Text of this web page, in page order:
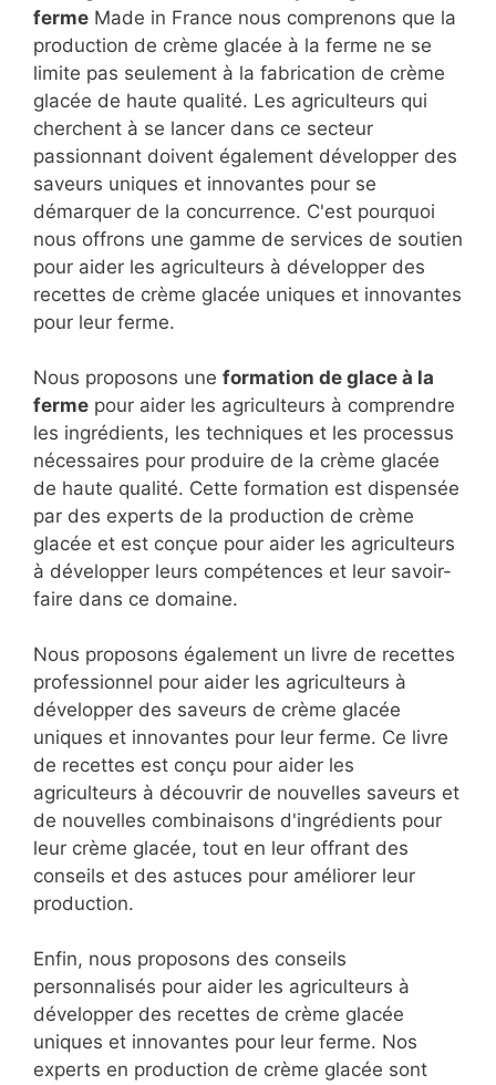
ferme Made in France nous comprenons que la
production de crème glacée à la ferme ne se
limite pas seulement à la fabrication de crème
glacée de haute qualité. Les agriculteurs qui
cherchent à se lancer dans ce secteur
passionnant doivent également développer des
saveurs uniques et innovantes pour se
démarquer de la concurrence. C'est pourquoi
nous offrons une gamme de services de soutien
pour aider les agriculteurs à développer des
recettes de crème glacée uniques et innovantes
pour leur ferme.
Nous proposons une formation de glace à la
ferme pour aider les agriculteurs à comprendre
les ingrédients, les techniques et les processus
nécessaires pour produire de la crème glacée
de haute qualité. Cette formation est dispensée
par des experts de la production de crème
glacée et est conçue pour aider les agriculteurs
à développer leurs compétences et leur savoir-
faire dans ce domaine.
Nous proposons également un livre de recettes
professionnel pour aider les agriculteurs à
développer des saveurs de crème glacée
uniques et innovantes pour leur ferme. Ce livre
de recettes est conçu pour aider les
agriculteurs à découvrir de nouvelles saveurs et
de nouvelles combinaisons d'ingrédients pour
leur crème glacée, tout en leur offrant des
conseils et des astuces pour améliorer leur
production.
Enfin, nous proposons des conseils
personnalisés pour aider les agriculteurs à
développer des recettes de crème glacée
uniques et innovantes pour leur ferme. Nos
experts en production de crème glacée sont